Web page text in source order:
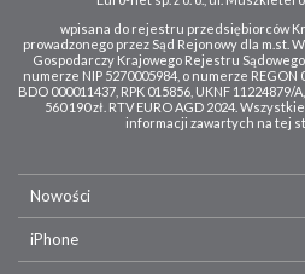
wpisana do rejestru przedsiębiorców
prowadzonego przez Sąd Rejonowy dla m.st.
Gospodarczy Krajowego Rejestru
numerze NIP 5270005984, o numerze
BDO 000011437, RPK 015856, UKNF
560 190 zł. RTV EURO AGD 2024.
informacji zawartych na tej
Nowości
iPhone